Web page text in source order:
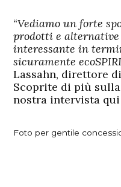
“Vediamo un forte
prodotti e
interessante in
sicuramente
Lassahn, direttore
Scoprite di più
nostra intervista
Foto per gentile